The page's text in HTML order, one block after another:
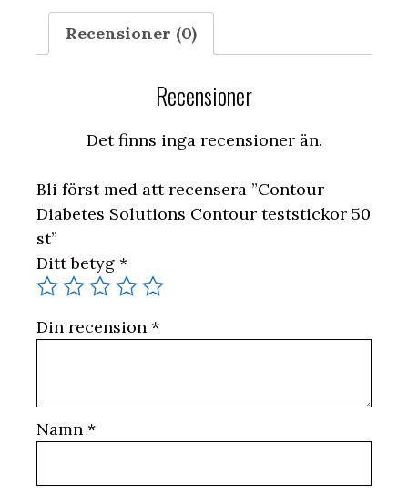
Recensioner (0)
Recensioner
Det finns inga recensioner än.
Bli först med att recensera ”Contour
Diabetes Solutions Contour teststickor 50
st”
Ditt betyg *
Din recension *
Namn *